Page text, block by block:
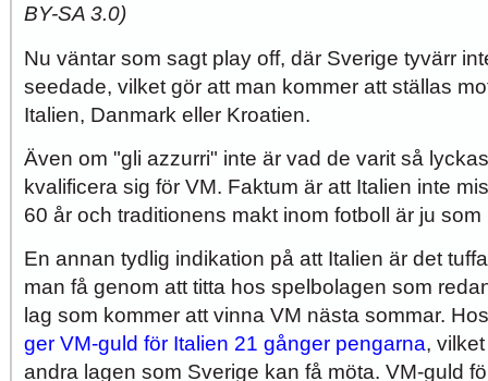
BY-SA 3.0)
Nu väntar som sagt play off, där Sverige tyvärr
seedade, vilket gör att man kommer att ställas
Italien, Danmark eller Kroatien.
Även om "gli azzurri" inte är vad de varit så
kvalificera sig för VM. Faktum är att Italien inte
60 år och traditionens makt inom fotboll är ju
En annan tydlig indikation på att Italien är det
man få genom att titta hos spelbolagen som
lag som kommer att vinna VM nästa sommar.
ger VM-guld för Italien 21 gånger pengarna,
andra lagen som Sverige kan få möta. VM-guld